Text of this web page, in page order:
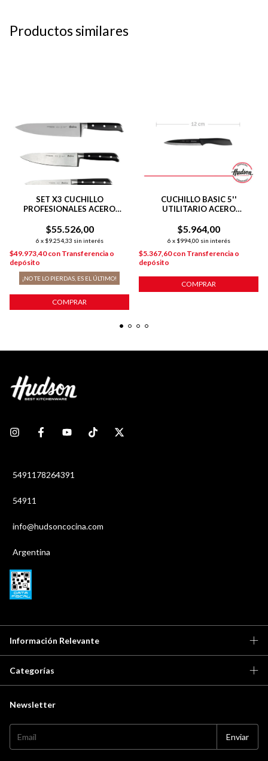
Productos similares
SET X3 CUCHILLO
PROFESIONALES ACERO
$55.526,00
6 x $9.254,33 sin interés
$49.973,40con Transferencia o
depósito
¡NO TE LO PIERDAS, ES EL ÚLTIMO!
COMPRAR
CUCHILLO BASIC 5''
UTILITARIO ACERO
$5.964,00
6 x $994,00 sin interés
$5.367,60con Transferencia o
depósito
COMPRAR
5491178264391
54911
info@hudsoncocina.com
Argentina
Información Relevante
Categorías
Newsletter